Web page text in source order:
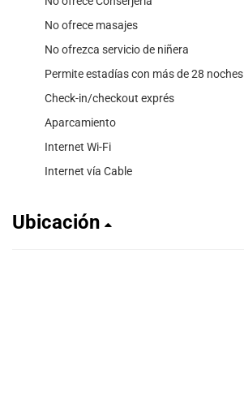
No ofrece masajes
No ofrezca servicio de niñera
Permite estadías con más de 28 noches
Check-in/checkout exprés
Aparcamiento
Internet Wi-Fi
Internet vía Cable
Ubicación